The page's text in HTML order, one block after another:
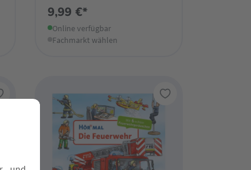
9,99 €*
Online verfügbar
Fachmarkt wählen